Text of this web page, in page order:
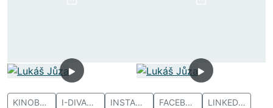
KINOBOX I-DIVADLO INSTAGRAM FACEBOOK
LINKEDIN